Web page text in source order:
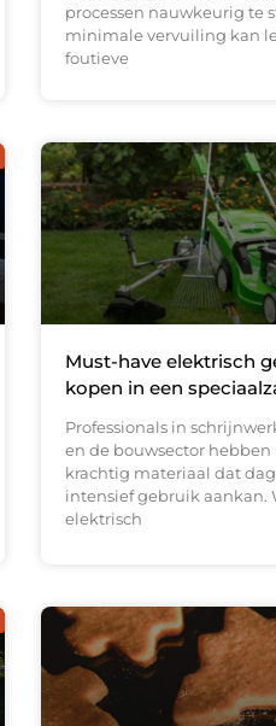
processen nauwkeurig te
minimale vervuiling kan
foutieve
Must-have elektrisch
kopen in een
Professionals in
en de bouwsector hebben
krachtig materiaal dat
intensief gebruik aankan.
elektrisch